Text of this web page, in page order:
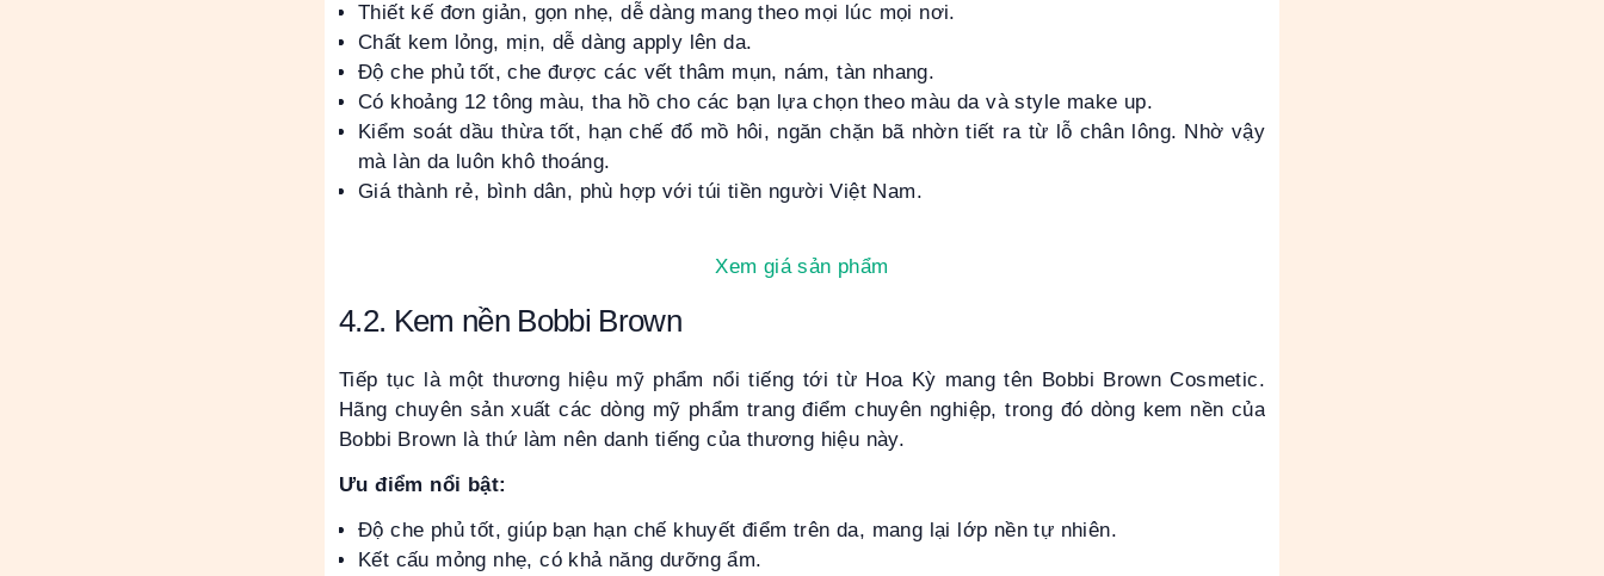
Thiết kế đơn giản, gọn nhẹ, dễ dàng mang theo mọi lúc mọi nơi.
Chất kem lỏng, mịn, dễ dàng apply lên da.
Độ che phủ tốt, che được các vết thâm mụn, nám, tàn nhang.
Có khoảng 12 tông màu, tha hồ cho các bạn lựa chọn theo màu da và style make up.
Kiểm soát dầu thừa tốt, hạn chế đổ mồ hôi, ngăn chặn bã nhờn tiết ra từ lỗ chân lông. Nhờ vậy
mà làn da luôn khô thoáng.
Giá thành rẻ, bình dân, phù hợp với túi tiền người Việt Nam.
Xem giá sản phẩm
4.2. Kem nền Bobbi Brown
Tiếp tục là một thương hiệu mỹ phẩm nổi tiếng tới từ Hoa Kỳ mang tên Bobbi Brown Cosmetic.
Hãng chuyên sản xuất các dòng mỹ phẩm trang điểm chuyên nghiệp, trong đó dòng kem nền của
Bobbi Brown là thứ làm nên danh tiếng của thương hiệu này.
Ưu điểm nổi bật:
Độ che phủ tốt, giúp bạn hạn chế khuyết điểm trên da, mang lại lớp nền tự nhiên.
Kết cấu mỏng nhẹ, có khả năng dưỡng ẩm.